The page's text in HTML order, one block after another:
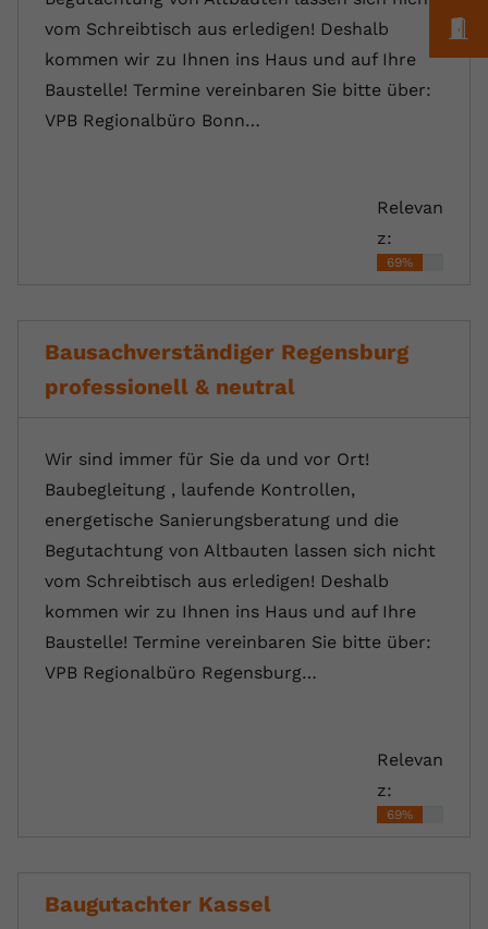
vom Schreibtisch aus erledigen! Deshalb
kommen wir zu Ihnen ins Haus und auf Ihre
Baustelle! Termine vereinbaren Sie bitte über:
VPB Regionalbüro Bonn…
Relevan
z:
69%
Bausachverständiger Regensburg
professionell & neutral
Wir sind immer für Sie da und vor Ort!
Baubegleitung , laufende Kontrollen,
energetische Sanierungsberatung und die
Begutachtung von Altbauten lassen sich nicht
vom Schreibtisch aus erledigen! Deshalb
kommen wir zu Ihnen ins Haus und auf Ihre
Baustelle! Termine vereinbaren Sie bitte über:
VPB Regionalbüro Regensburg…
Relevan
z:
69%
Baugutachter Kassel